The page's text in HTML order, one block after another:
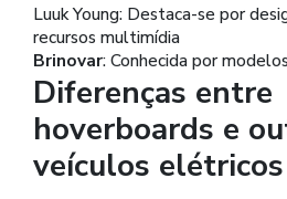
Luuk Young: Destaca-se por
recursos multimídia
Brinovar: Conhecida por
Diferenças entre
hoverboards e
veículos elétricos